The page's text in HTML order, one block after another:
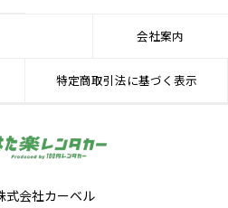
会社案内
特定商取引法に基づく表示
式会社カーベル